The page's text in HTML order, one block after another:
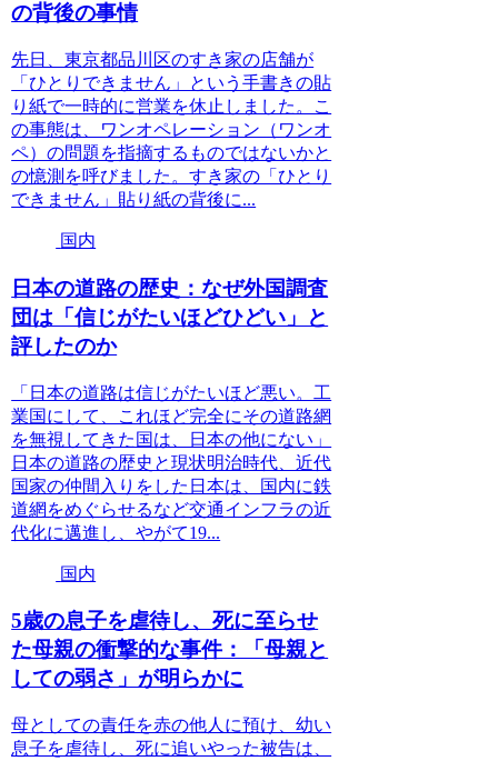
の背後の事情
先日、東京都品川区のすき家の店舗が
「ひとりできません」という手書きの貼
り紙で一時的に営業を休止しました。こ
の事態は、ワンオペレーション（ワンオ
ペ）の問題を指摘するものではないかと
の憶測を呼びました。すき家の「ひとり
できません」貼り紙の背後に...
国内
日本の道路の歴史：なぜ外国調査
団は「信じがたいほどひどい」と
評したのか
「日本の道路は信じがたいほど悪い。工
業国にして、これほど完全にその道路網
を無視してきた国は、日本の他にない」
日本の道路の歴史と現状明治時代、近代
国家の仲間入りをした日本は、国内に鉄
道網をめぐらせるなど交通インフラの近
代化に邁進し、やがて19...
国内
5歳の息子を虐待し、死に至らせ
た母親の衝撃的な事件：「母親と
しての弱さ」が明らかに
母としての責任を赤の他人に預け、幼い
息子を虐待し、死に追いやった被告は、